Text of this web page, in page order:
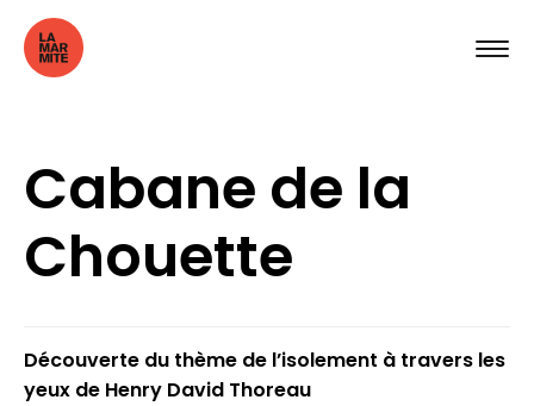
Cabane de la
Chouette
Découverte du thème de l’isolement à travers les
yeux de Henry David Thoreau